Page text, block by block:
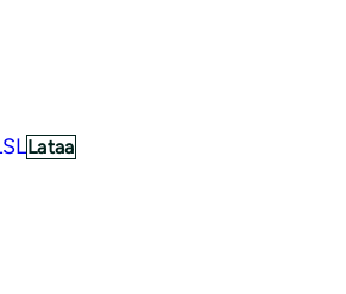
Lataa